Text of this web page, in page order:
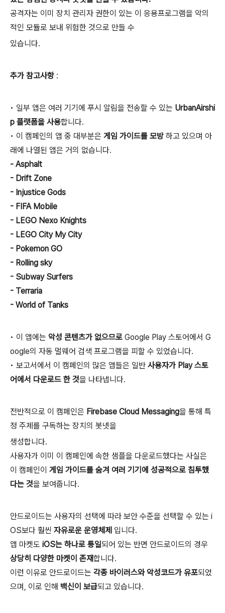
공격자는 이미 장치 관리자 권한이 있는 이 응용프로그램을 악의
적인 모듈로 보내 위험한 것으로 만들 수
있습니다.
추가 참고사항 :
• 일부 앱은 여러 기기에 푸시 알림을 전송할 수 있는 UrbanAirshi
p 플랫폼을 사용합니다.
• 이 캠페인의 앱 중 대부분은 게임 가이드를 모방 하고 있으며 아
래에 나열된 앱은 거의 없습니다.
- Asphalt
- Drift Zone
- Injustice Gods
- FIFA Mobile
- LEGO Nexo Knights
- LEGO City My City
- Pokemon GO
- Rolling sky
- Subway Surfers
- Terraria
- World of Tanks
• 이 앱에는 악성 콘텐츠가 없으므로 Google Play 스토어에서 G
oogle의 자동 멀웨어 검색 프로그램을 피할 수 있었습니다.
• 보고서에서 이 캠페인의 많은 앱들은 일반 사용자가 Play 스토
어에서 다운로드 한 것을 나타냅니다.
전반적으로 이 캠페인은 Firebase Cloud Messaging을 통해 특
정 주제를 구독하는 장치의 봇넷을
생성합니다.
사용자가 이미 이 캠페인에 속한 샘플을 다운로드했다는 사실은
이 캠페인이 게임 가이드를 숨겨 여러 기기에 성공적으로 침투했
다는 것을 보여줍니다.
안드로이드는 사용자의 선택에 따라 보안 수준을 선택할 수 있는 i
OS보다 훨씬 자유로운 운영체제 입니다.
앱 마켓도 iOS는 하나로 통일되어 있는 반면 안드로이드의 경우
상당히 다양한 마켓이 존재합니다.
이런 이유로 안드로이드는 각종 바이러스와 악성코드가 유포되었
으며, 이로 인해 백신이 보급되고 있습니다.